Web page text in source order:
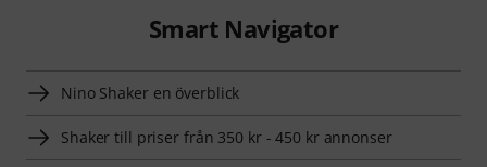
Smart Navigator
Nino Shaker en överblick
Shaker till priser från 350 kr - 450 kr annonser